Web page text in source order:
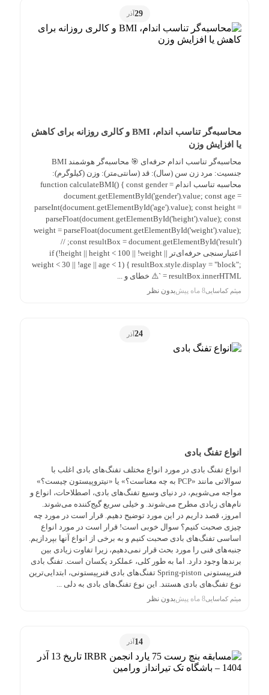
29 آذر
محاسبه‌گر تناسب اندام، BMI و کالری روزانه برای کاهش
یا افزایش وزن
محاسبه‌گر تناسب اندام حرفه‌ای 🎯 محاسبه‌گر هوشمند BMI
جنسیت: مرد زن سن (سال): قد (سانتی‌متر): وزن (کیلوگرم):
محاسبه تناسب اندام function calculateBMI() { const gender =
document.getElementById('gender').value; const age =
parseInt(document.getElementById('age').value); const height =
parseFloat(document.getElementById('height').value); const
weight = parseFloat(document.getElementById('weight').value);
const resultBox = document.getElementById('result'); //
اعتبارسنجی حرفه‌ای‌تر if (!height || height < 100 || !weight ||
weight < 30 || !age || age < 1) { resultBox.style.display = "block";
resultBox.innerHTML = `⚠️ خطای و ...
میثم کماسایی8 ماه پیش بدون نظر
24آذر
انواع تفنگ بادی
انواع تفنگ بادی در مورد انواع مختلف تفنگ‌های بادی اغلب با
سوالاتی مانند «PCP به چه معناست؟» یا «نیتروپیستون چیست؟»
مواجه می‌شویم، در دنیای وسیع تفنگ‌های بادی، اصطلاحات، انواع و
نام‌های زیادی مطرح می‌شوند. و خیلی سریع گیج‌کننده می‌شوند.
امروز، قصد داریم در این مورد توضیح دهیم. قرار است در مورد چه
چیزی صحبت کنیم؟ سوال خوبی است! قرار است در مورد انواع
اساسی تفنگ‌های بادی صحبت کنیم و به برخی از انواع آنها بپردازیم.
جنبه‌های فنی را مورد بحث قرار نمی‌دهیم، زیرا تفاوت زیادی بین
برندها وجود دارد. اما به طور کلی، عملکرد یکسان است. تفنگ بادی
فنرپیستونی Spring-piston تفنگ‌های بادی فنرپیستونی، ابتدایی‌ترین
نوع تفنگ‌های بادی هستند. این نوع تفنگ‌های بادی به دلی ...
میثم کماسایی8 ماه پیش بدون نظر
14آذر